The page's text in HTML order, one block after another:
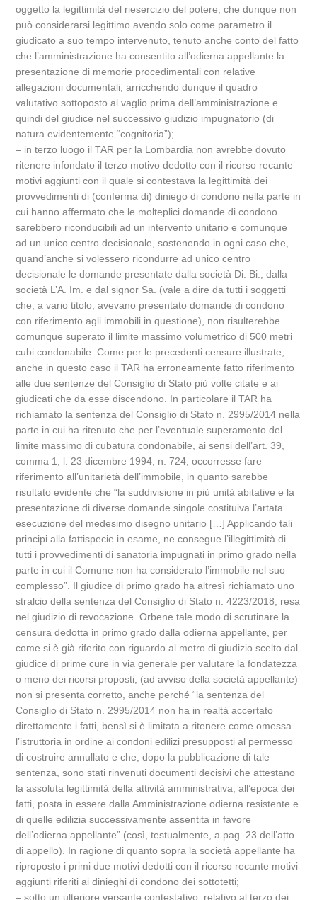
oggetto la legittimità del riesercizio del potere, che dunque non
può considerarsi legittimo avendo solo come parametro il
giudicato a suo tempo intervenuto, tenuto anche conto del fatto
che l’amministrazione ha consentito all’odierna appellante la
presentazione di memorie procedimentali con relative
allegazioni documentali, arricchendo dunque il quadro
valutativo sottoposto al vaglio prima dell’amministrazione e
quindi del giudice nel successivo giudizio impugnatorio (di
natura evidentemente “cognitoria”);
– in terzo luogo il TAR per la Lombardia non avrebbe dovuto
ritenere infondato il terzo motivo dedotto con il ricorso recante
motivi aggiunti con il quale si contestava la legittimità dei
provvedimenti di (conferma di) diniego di condono nella parte in
cui hanno affermato che le molteplici domande di condono
sarebbero riconducibili ad un intervento unitario e comunque
ad un unico centro decisionale, sostenendo in ogni caso che,
quand’anche si volessero ricondurre ad unico centro
decisionale le domande presentate dalla società Di. Bi., dalla
società L’A. Im. e dal signor Sa. (vale a dire da tutti i soggetti
che, a vario titolo, avevano presentato domande di condono
con riferimento agli immobili in questione), non risulterebbe
comunque superato il limite massimo volumetrico di 500 metri
cubi condonabile. Come per le precedenti censure illustrate,
anche in questo caso il TAR ha erroneamente fatto riferimento
alle due sentenze del Consiglio di Stato più volte citate e ai
giudicati che da esse discendono. In particolare il TAR ha
richiamato la sentenza del Consiglio di Stato n. 2995/2014 nella
parte in cui ha ritenuto che per l’eventuale superamento del
limite massimo di cubatura condonabile, ai sensi dell’art. 39,
comma 1, l. 23 dicembre 1994, n. 724, occorresse fare
riferimento all’unitarietà dell’immobile, in quanto sarebbe
risultato evidente che “la suddivisione in più unità abitative e la
presentazione di diverse domande singole costituiva l’artata
esecuzione del medesimo disegno unitario […] Applicando tali
principi alla fattispecie in esame, ne consegue l’illegittimità di
tutti i provvedimenti di sanatoria impugnati in primo grado nella
parte in cui il Comune non ha considerato l’immobile nel suo
complesso”. Il giudice di primo grado ha altresì richiamato uno
stralcio della sentenza del Consiglio di Stato n. 4223/2018, resa
nel giudizio di revocazione. Orbene tale modo di scrutinare la
censura dedotta in primo grado dalla odierna appellante, per
come si è già riferito con riguardo al metro di giudizio scelto dal
giudice di prime cure in via generale per valutare la fondatezza
o meno dei ricorsi proposti, (ad avviso della società appellante)
non si presenta corretto, anche perché “la sentenza del
Consiglio di Stato n. 2995/2014 non ha in realtà accertato
direttamente i fatti, bensì si è limitata a ritenere come omessa
l’istruttoria in ordine ai condoni edilizi presupposti al permesso
di costruire annullato e che, dopo la pubblicazione di tale
sentenza, sono stati rinvenuti documenti decisivi che attestano
la assoluta legittimità della attività amministrativa, all’epoca dei
fatti, posta in essere dalla Amministrazione odierna resistente e
di quelle edilizia successivamente assentita in favore
dell’odierna appellante” (così, testualmente, a pag. 23 dell’atto
di appello). In ragione di quanto sopra la società appellante ha
riproposto i primi due motivi dedotti con il ricorso recante motivi
aggiunti riferiti ai dinieghi di condono dei sottotetti;
– sotto un ulteriore versante contestativo, relativo al terzo dei